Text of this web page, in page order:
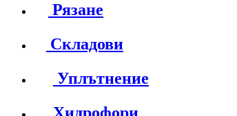
Рязане
Складови
Уплътнение